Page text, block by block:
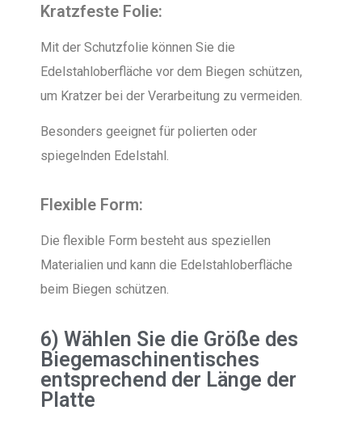
Kratzfeste Folie:
Mit der Schutzfolie können Sie die
Edelstahloberfläche vor dem Biegen schützen,
um Kratzer bei der Verarbeitung zu vermeiden.
Besonders geeignet für polierten oder
spiegelnden Edelstahl.
Flexible Form:
Die flexible Form besteht aus speziellen
Materialien und kann die Edelstahloberfläche
beim Biegen schützen.
6) Wählen Sie die Größe des
Biegemaschinentisches
entsprechend der Länge der
Platte